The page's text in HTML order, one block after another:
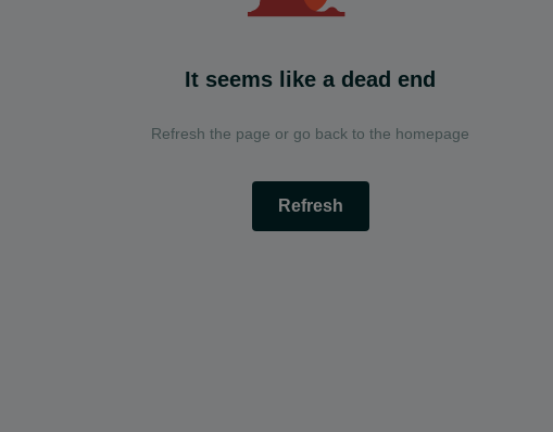
It seems like a dead end
Refresh the page or go back to the homepage
Refresh